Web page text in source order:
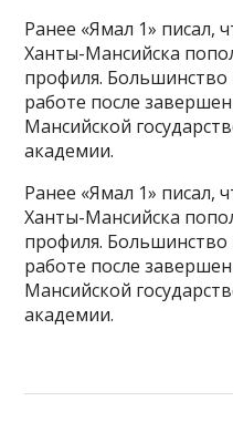
Ранее «Ямал 1» писал,
Ханты-Мансийска
профиля. Большинство
работе после
Мансийской
академии.
Ранее «Ямал 1» писал,
Ханты-Мансийска
профиля. Большинство
работе после
Мансийской
академии.